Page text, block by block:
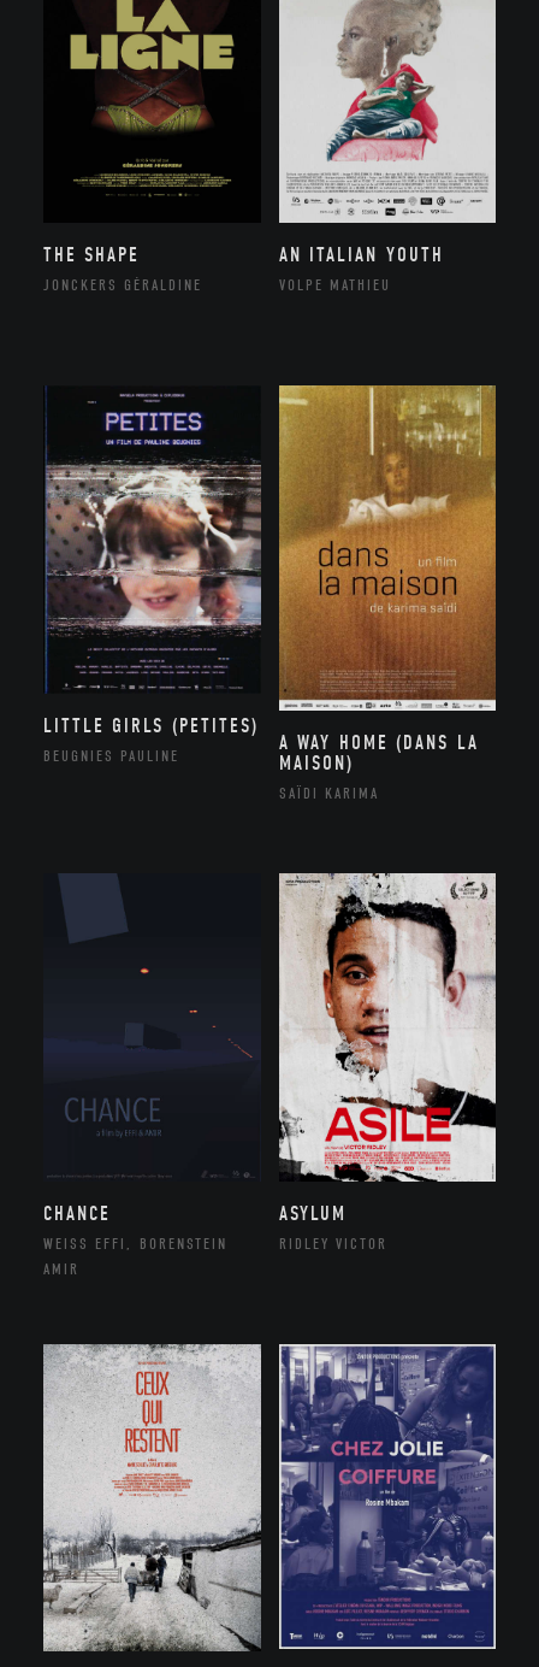
THE SHAPE
JONCKERS GÉRALDINE
AN ITALIAN YOUTH
VOLPE MATHIEU
LITTLE GIRLS (PETITES)
BEUGNIES PAULINE
A WAY HOME (DANS LA
MAISON)
SAÏDI KARIMA
CHANCE
WEISS EFFI, BORENSTEIN
AMIR
ASYLUM
RIDLEY VICTOR